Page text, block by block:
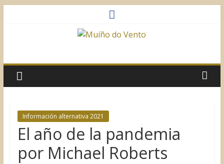
do
Vento
Asociación
Sociocultural
Información alternativa 2021
El año de la pandemia
por Michael Roberts